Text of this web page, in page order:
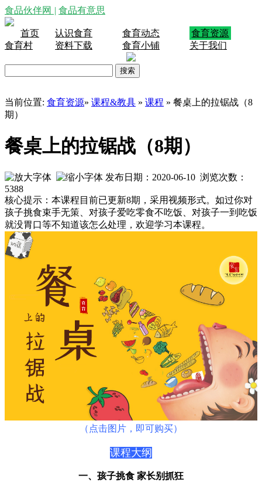
食品伙伴网 | 食品有意思
首页 认识食育 食育动态
食育资源
食育村
资料下载 食育小铺 关于我们
当前位置: 食育资源» 课程&教具 » 课程 » 餐桌上的拉锯战（8
期）
餐桌上的拉锯战（8期）
发布日期：2020-06-10 浏览次数：
5388
核心提示：本课程目前已更新8期，采用视频形式。如过你对
孩子挑食束手无策、对孩子爱吃零食不吃饭、对孩子一到吃饭
就没胃口等不知道该怎么处理，欢迎学习本课程。
（点击图片，即可购买）
课程大纲
一、孩子挑食 家长别抓狂